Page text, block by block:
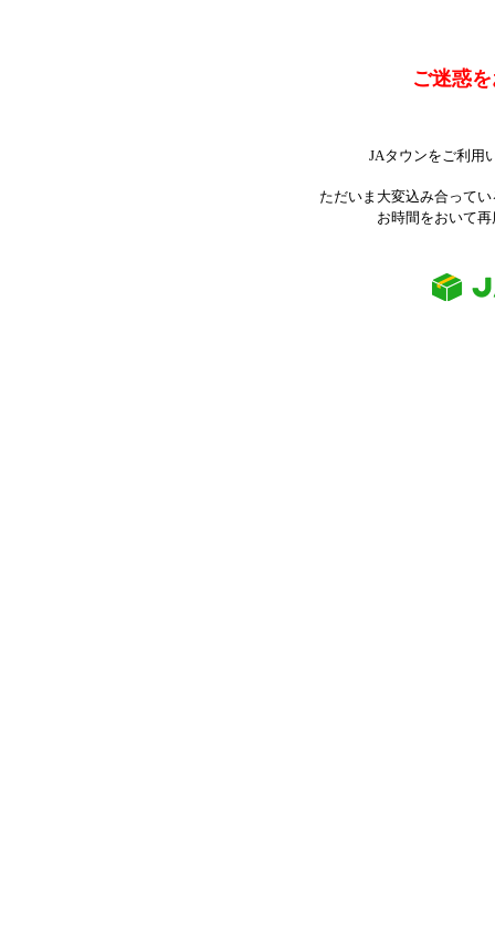
ご迷惑
JAタウンをご利用
ただいま大変込み合って
お時間をおいて